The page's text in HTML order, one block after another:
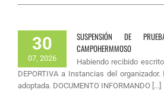
30
07, 2026
SUSPENSIÓN DE
CAMPOHERMMOSO
Habiendo recibido
DEPORTIVA a Instancias del
adoptada. DOCUMENTO INFORMANDO [...]